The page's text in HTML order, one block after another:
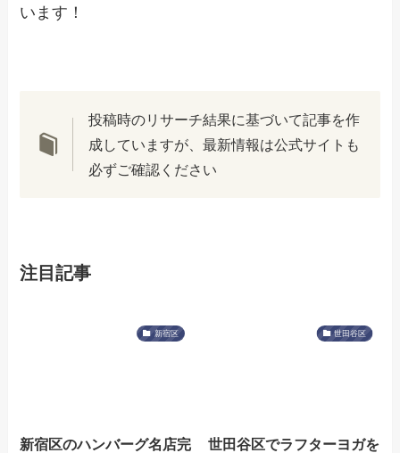
います！
投稿時のリサーチ結果に基づいて記事を作
成していますが、最新情報は公式サイトも
必ずご確認ください
注目記事
新宿区
新宿区のハンバーグ名店完
世田谷区
世田谷区でラフターヨガを